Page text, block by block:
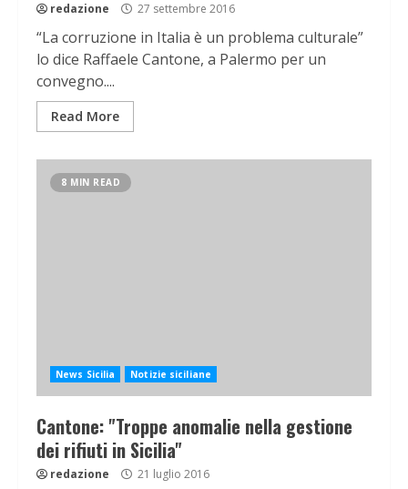
redazione 27 settembre 2016
“La corruzione in Italia è un problema culturale”
lo dice Raffaele Cantone, a Palermo per un
convegno....
Read More
8 MIN READ
News Sicilia Notizie siciliane
Cantone: "Troppe anomalie nella gestione
dei rifiuti in Sicilia"
redazione 21 luglio 2016